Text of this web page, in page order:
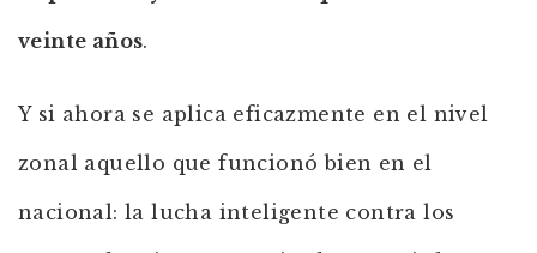
veinte años.
Y si ahora se aplica eficazmente en el nivel
zonal aquello que funcionó bien en el
nacional: la lucha inteligente contra los